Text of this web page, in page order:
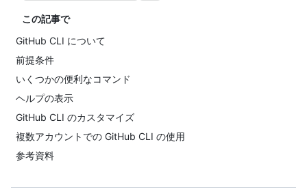
この記事で
GitHub CLI について
前提条件
いくつかの便利なコマンド
ヘルプの表示
GitHub CLI のカスタマイズ
複数アカウントでの GitHub CLI の使用
参考資料